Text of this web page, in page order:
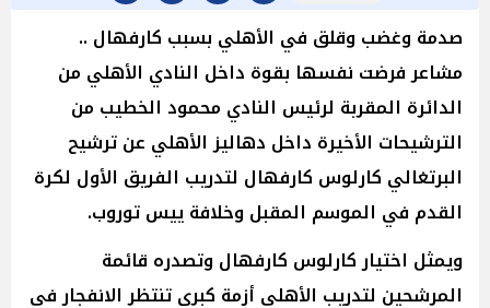
صدمة وغضب وقلق في الأهلي بسبب كارفهال ..
مشاعر فرضت نفسها بقوة داخل النادي الأهلي من
الدائرة المقربة لرئيس النادي محمود الخطيب من
الترشيحات الأخيرة داخل دهاليز الأهلي عن ترشيح
البرتغالي كارلوس كارفهال لتدريب الفريق الأول لكرة
القدم في الموسم المقبل وخلافة ييس توروب.
ويمثل اختيار كارلوس كارفهال وتصدره قائمة
المرشحين لتدريب الأهلي أزمة كبرى تنتظر الانفجار في